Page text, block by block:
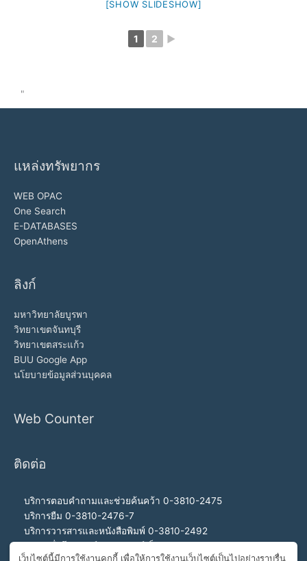
[SHOW SLIDESHOW]
1 2 ►
"
แหล่งทรัพยากร
WEB OPAC
One Search
E-DATABASES
OpenAthens
ลิงก์
มหาวิทยาลัยบูรพา
วิทยาเขตจันทบุรี
วิทยาเขตสระแก้ว
BUU Google App
นโยบายข้อมูลส่วนบุคคล
Web Counter
ติดต่อ
บริการตอบคำถามและช่วยค้นคว้า 0-3810-2475
บริการยืม 0-3810-2476-7
บริการวารสารและหนังสือพิมพ์ 0-3810-2492
เว็บไซต์นี้มีการใช้งานคุกกี้ เพื่อให้การใช้งานเว็บไซต์เป็นไปอย่างราบรื่น